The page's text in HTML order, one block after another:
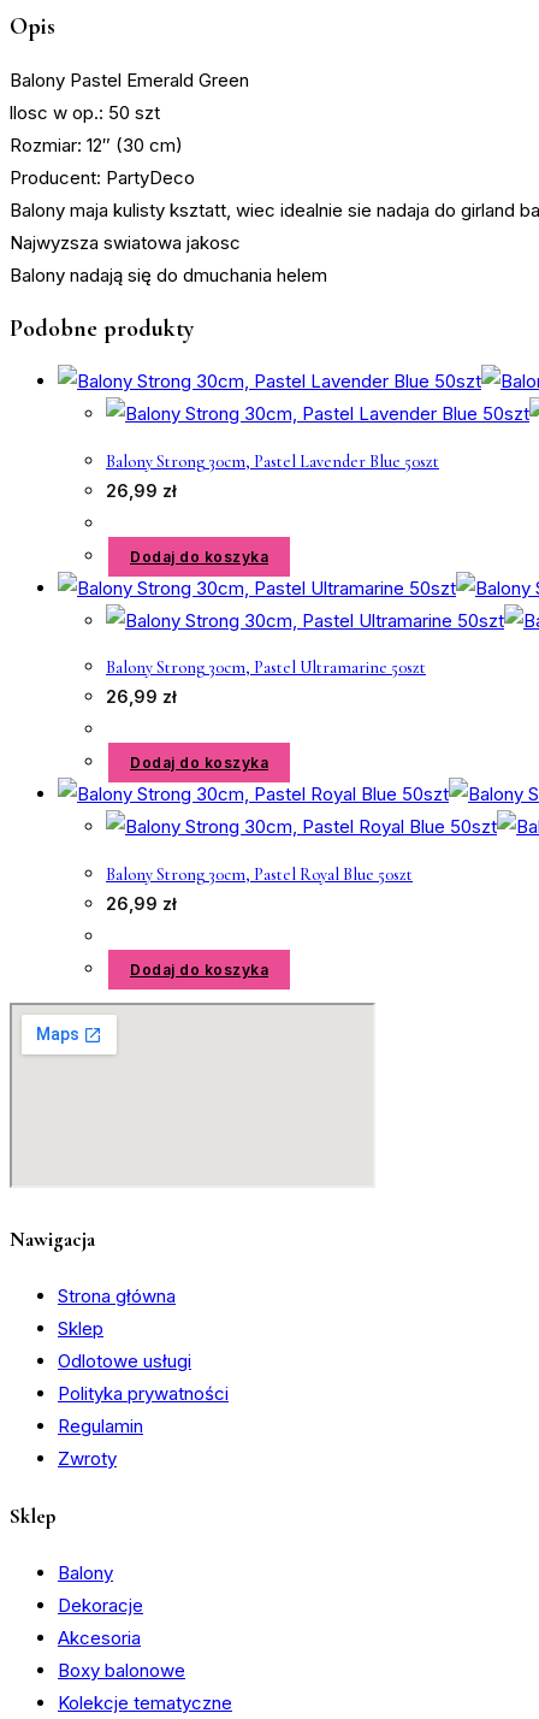
Opis
Balony Pastel Emerald Green
llosc w op.: 50 szt
Rozmiar: 12″ (30 cm)
Producent: PartyDeco
Balony maja kulisty ksztatt, wiec idealnie sie nadaja do girland
Najwyzsza swiatowa jakosc
Balony nadają się do dmuchania helem
Podobne produkty
Balony Strong 30cm, Pastel Lavender Blue 50szt
26,99 zł
Dodaj do koszyka
Balony Strong 30cm, Pastel Ultramarine 50szt
26,99 zł
Dodaj do koszyka
Balony Strong 30cm, Pastel Royal Blue 50szt
26,99 zł
Dodaj do koszyka
Nawigacja
Strona główna
Sklep
Odlotowe usługi
Polityka prywatności
Regulamin
Zwroty
Sklep
Balony
Dekoracje
Akcesoria
Boxy balonowe
Kolekcje tematyczne